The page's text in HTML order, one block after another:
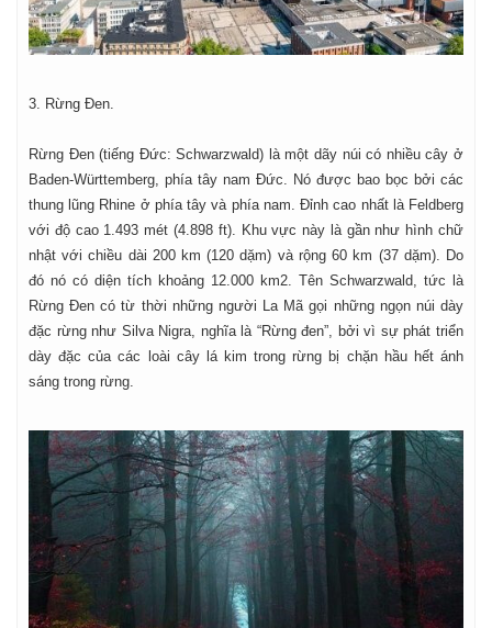
3. Rừng Đen.
Rừng Đen (tiếng Đức: Schwarzwald) là một dãy núi có nhiều cây ở
Baden-Württemberg, phía tây nam Đức. Nó được bao bọc bởi các
thung lũng Rhine ở phía tây và phía nam. Đỉnh cao nhất là Feldberg
với độ cao 1.493 mét (4.898 ft). Khu vực này là gần như hình chữ
nhật với chiều dài 200 km (120 dặm) và rộng 60 km (37 dặm). Do
đó nó có diện tích khoảng 12.000 km2. Tên Schwarzwald, tức là
Rừng Đen có từ thời những người La Mã gọi những ngọn núi dày
đặc rừng như Silva Nigra, nghĩa là “Rừng đen”, bởi vì sự phát triển
dày đặc của các loài cây lá kim trong rừng bị chặn hầu hết ánh
sáng trong rừng.